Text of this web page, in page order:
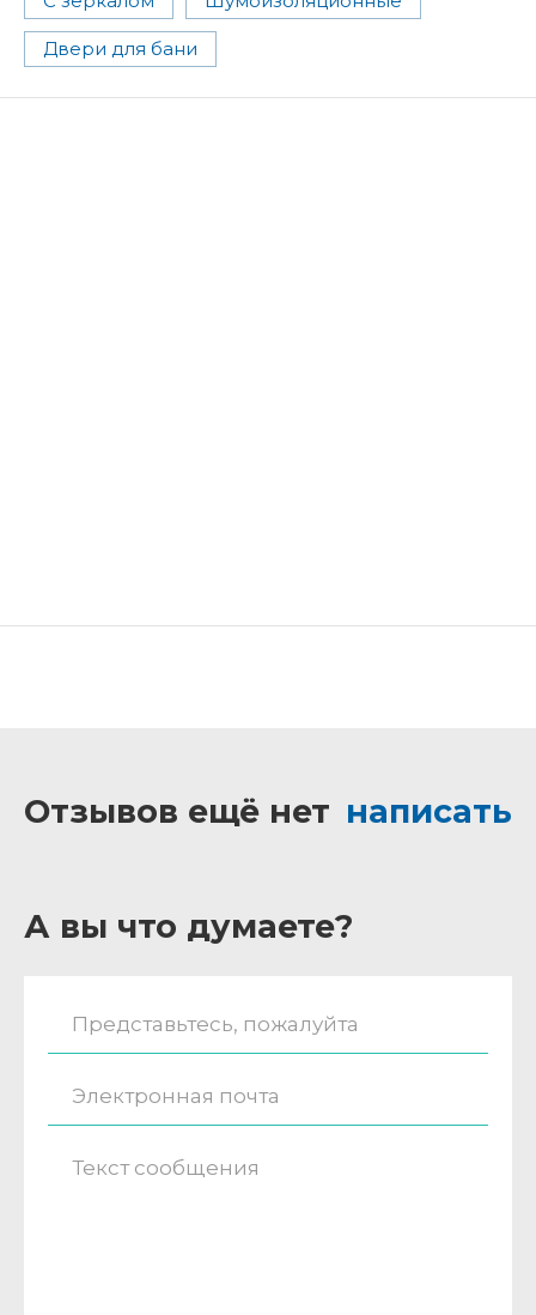
Двери для бани
Отзывов ещё нет написать
А вы что думаете?